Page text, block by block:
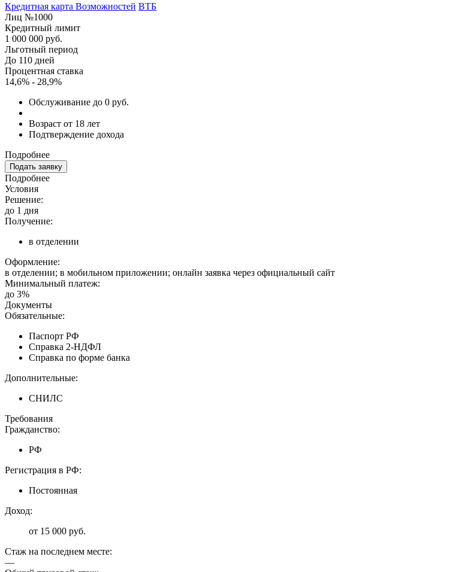
Кредитная карта Возможностей ВТБ
Лиц №1000
Кредитный лимит
1 000 000 руб.
Льготный период
До 110 дней
Процентная ставка
14,6% - 28,9%
Обслуживание до 0 руб.
Возраст от 18 лет
Подтверждение дохода
Подробнее
Подать заявку
Подробнее
Условия
Решение:
до 1 дня
Получение:
в отделении
Оформление:
в отделении; в мобильном приложении; онлайн заявка через официальный сайт
Минимальный платеж:
до 3%
Документы
Обязательные:
Паспорт РФ
Справка 2-НДФЛ
Справка по форме банка
Дополнительные:
СНИЛС
Требования
Гражданство:
РФ
Регистрация в РФ:
Постоянная
Доход:
от 15 000 руб.
Стаж на последнем месте:
—